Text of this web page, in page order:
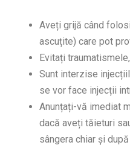
Aveți grijă când
ascuțite) care pot
Evitați traumatismele,
Sunt interzise
se vor face injecții
Anunțați-vă imediat
dacă aveți tăieturi
sângera chiar și